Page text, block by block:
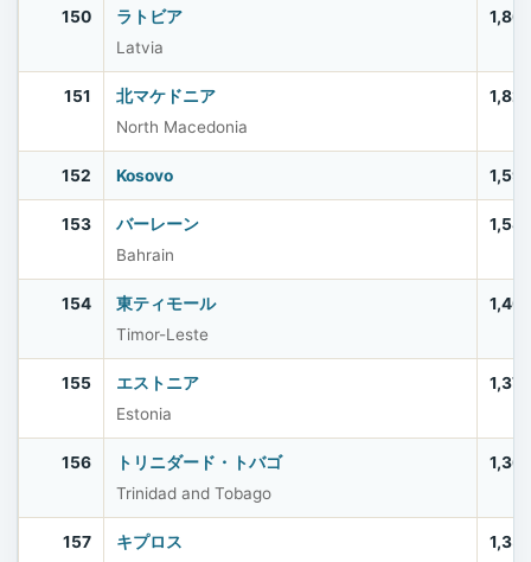
150
ラトビア
Latvia
151
北マケドニア
North Macedonia
152 Kosovo
153
バーレーン
Bahrain
154
東ティモール
Timor-Leste
155
エストニア
Estonia
156
トリニダード・トバゴ
Trinidad and Tobago
157
キプロス